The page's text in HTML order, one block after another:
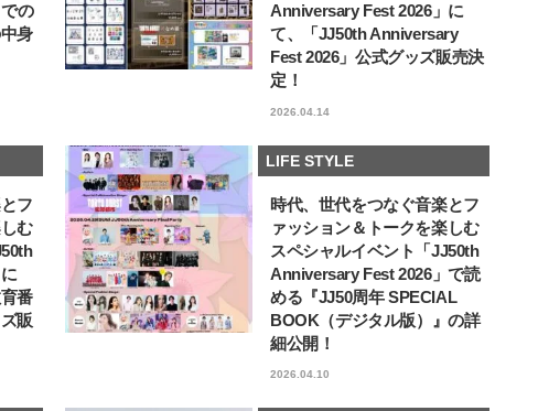
の
身
Anniversary Fest 2026」に
て、「JJ50th Anniversary
Fest 2026」公式グッズ販売決
定！
2026.04.14
フ
む
番
販
LIFE STYLE
時代、世代をつなぐ音楽とフ
ァッション＆トークを楽しむ
スペシャルイベント「JJ50th
Anniversary Fest 2026」で読
める『JJ50周年 SPECIAL
BOOK（デジタル版）』の詳
細公開！
2026.04.10